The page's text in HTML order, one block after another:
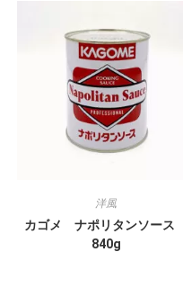
洋風
カゴメ ナポリタンソース
840g